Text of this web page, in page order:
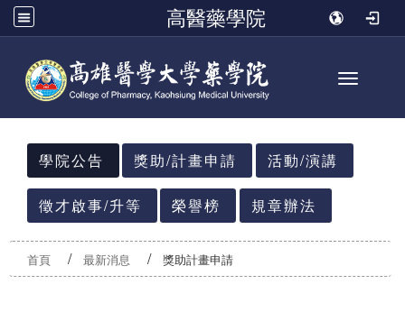
高醫藥學院
Toggle
:::
學院公告
獎助/計畫申請 活動/演講
徵才啟事/升等 榮譽榜 規章辦法
首頁 最新消息 獎助計畫申請